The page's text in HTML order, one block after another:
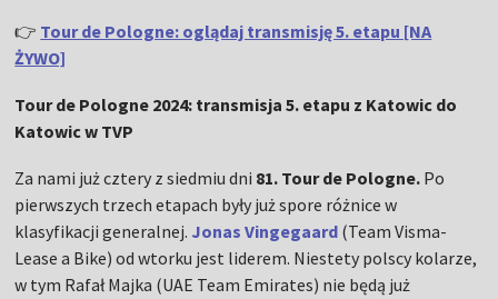
👉 Tour de Pologne: oglądaj transmisję 5. etapu [NA
ŻYWO]
Tour de Pologne 2024: transmisja 5. etapu z Katowic do
Katowic w TVP
Za nami już cztery z siedmiu dni 81. Tour de Pologne. Po
pierwszych trzech etapach były już spore różnice w
klasyfikacji generalnej. Jonas Vingegaard (Team Visma-
Lease a Bike) od wtorku jest liderem. Niestety polscy kolarze,
w tym Rafał Majka (UAE Team Emirates) nie będą już